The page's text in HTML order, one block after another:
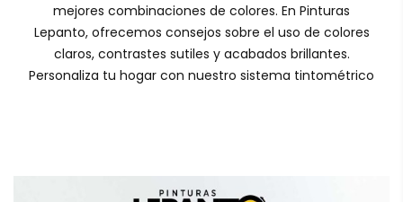
mejores combinaciones de colores. En Pinturas
Lepanto, ofrecemos consejos sobre el uso de colores
claros, contrastes sutiles y acabados brillantes.
Personaliza tu hogar con nuestro sistema tintométrico